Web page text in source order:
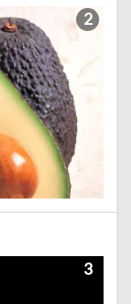
2
3